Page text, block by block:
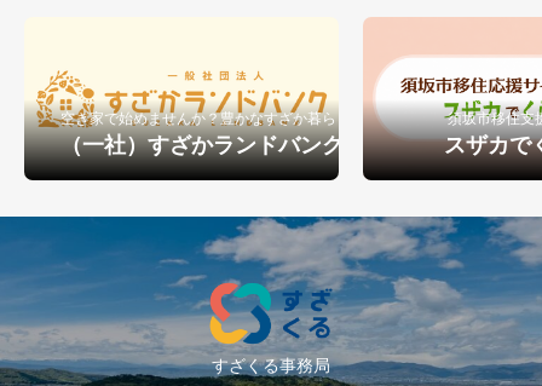
ジェクトも展開。アーティストと
しては、映画や音楽を中心とした
制作活動に取り組みながら、古民
家や高原など様々な場所での発表
を続けている。
空き家で始めませんか？豊かなすざか暮らし
（一社）すざかランドバンク
須坂市移住支
スザカで
すざくる事務局